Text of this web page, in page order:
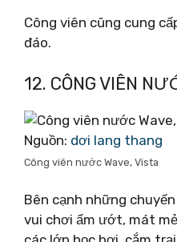
Công viên cũng cung
đáo.
12. CÔNG VIÊN
Nguồn: dơi lang thang
Công viên nước Wave, Vista
Bên cạnh những
vui chơi ẩm ướt, mát